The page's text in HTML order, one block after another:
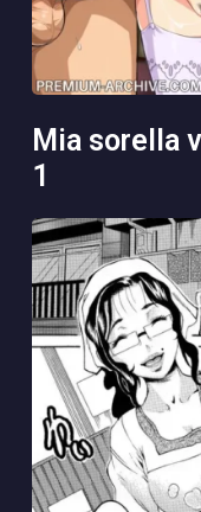
mia sorella va a letto con papà 3 pt
1